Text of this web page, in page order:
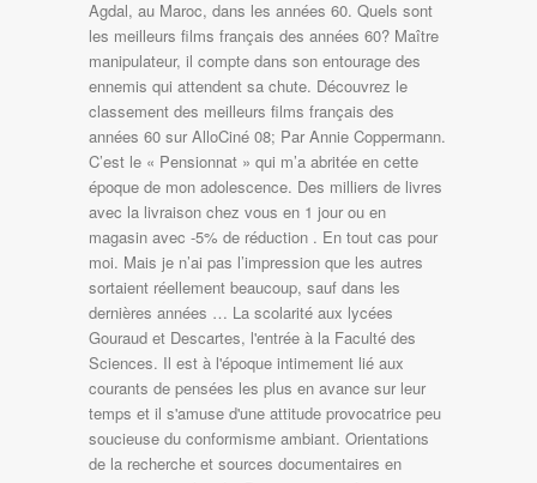
Agdal, au Maroc, dans les années 60. Quels sont
les meilleurs films français des années 60? Maître
manipulateur, il compte dans son entourage des
ennemis qui attendent sa chute. Découvrez le
classement des meilleurs films français des
années 60 sur AlloCiné 08; Par Annie Coppermann.
C’est le « Pensionnat » qui m’a abritée en cette
époque de mon adolescence. Des milliers de livres
avec la livraison chez vous en 1 jour ou en
magasin avec -5% de réduction . En tout cas pour
moi. Mais je n’ai pas l’impression que les autres
sortaient réellement beaucoup, sauf dans les
dernières années … La scolarité aux lycées
Gouraud et Descartes, l'entrée à la Faculté des
Sciences. Il est à l'époque intimement lié aux
courants de pensées les plus en avance sur leur
temps et il s'amuse d'une attitude provocatrice peu
soucieuse du conformisme ambiant. Orientations
de la recherche et sources documentaires en